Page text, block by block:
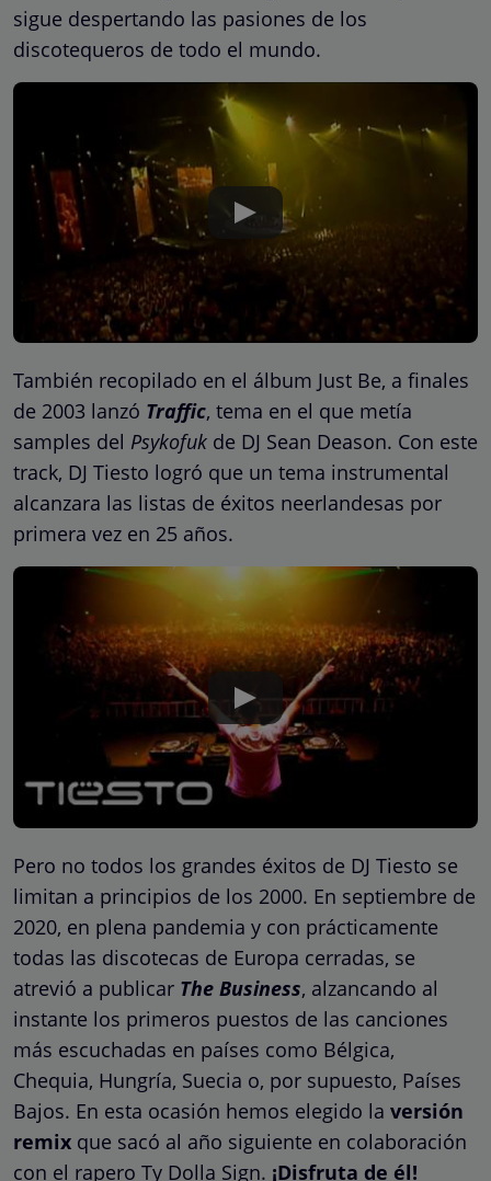
sigue despertando las pasiones de los
discotequeros de todo el mundo.
También recopilado en el álbum Just Be, a finales
de 2003 lanzó Traffic, tema en el que metía
samples del Psykofuk de DJ Sean Deason. Con este
track, DJ Tiesto logró que un tema instrumental
alcanzara las listas de éxitos neerlandesas por
primera vez en 25 años.
Pero no todos los grandes éxitos de DJ Tiesto se
limitan a principios de los 2000. En septiembre de
2020, en plena pandemia y con prácticamente
todas las discotecas de Europa cerradas, se
atrevió a publicar The Business, alzancando al
instante los primeros puestos de las canciones
más escuchadas en países como Bélgica,
Chequia, Hungría, Suecia o, por supuesto, Países
Bajos. En esta ocasión hemos elegido la versión
remix que sacó al año siguiente en colaboración
con el rapero Ty Dolla Sign. ¡Disfruta de él!